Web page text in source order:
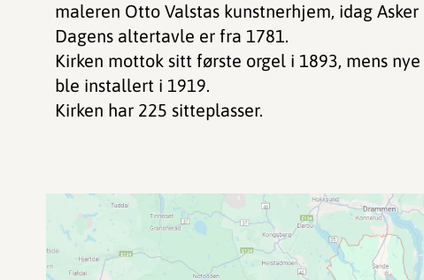
maleren Otto Valstas kunstnerhjem, idag Asker
Dagens altertavle er fra 1781.
Kirken mottok sitt første orgel i 1893, mens
ble installert i 1919.
Kirken har 225 sitteplasser.